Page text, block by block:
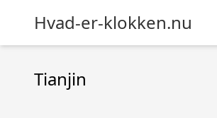
Hvad-er-klokken.nu
Tianjin